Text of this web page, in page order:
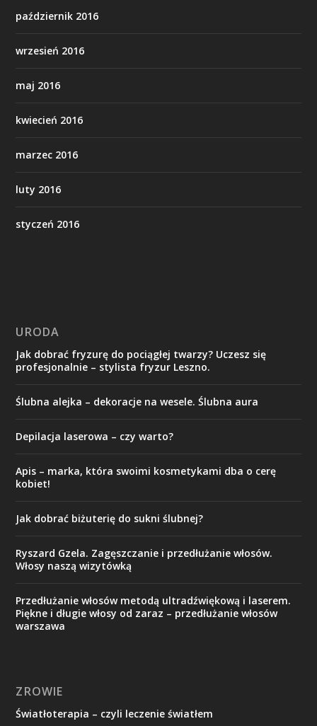
październik 2016
wrzesień 2016
maj 2016
kwiecień 2016
marzec 2016
luty 2016
styczeń 2016
URODA
Jak dobrać fryzurę do pociągłej twarzy? Uczesz się
profesjonalnie – stylista fryzur Leszno.
Ślubna alejka – dekoracje na wesele. Ślubna aura
Depilacja laserowa – czy warto?
Apis – marka, która swoimi kosmetykami dba o cerę
kobiet!
Jak dobrać biżuterię do sukni ślubnej?
Ryszard Gzela. Zagęszczanie i przedłużanie włosów.
Włosy naszą wizytówką
Przedłużanie włosów metodą ultradźwiękową i laserem.
Piękne i długie włosy od zaraz – przedłużanie włosów
warszawa
ZROWIE
Światłoterapia – czyli leczenie światłem